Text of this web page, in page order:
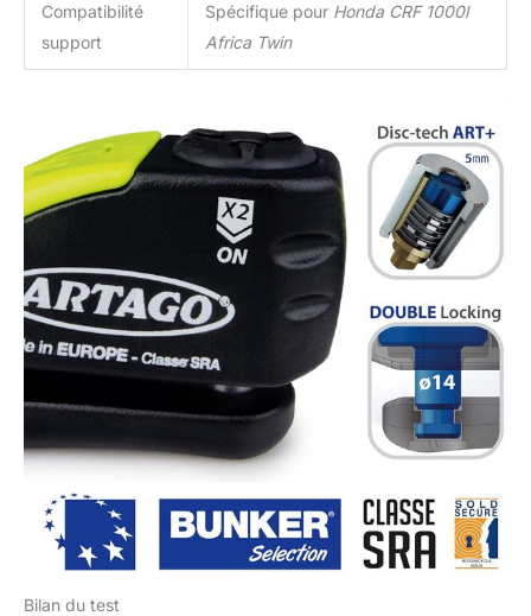
Compatibilité
support
Spécifique pour Honda CRF 1000l
Africa Twin
Bilan du test